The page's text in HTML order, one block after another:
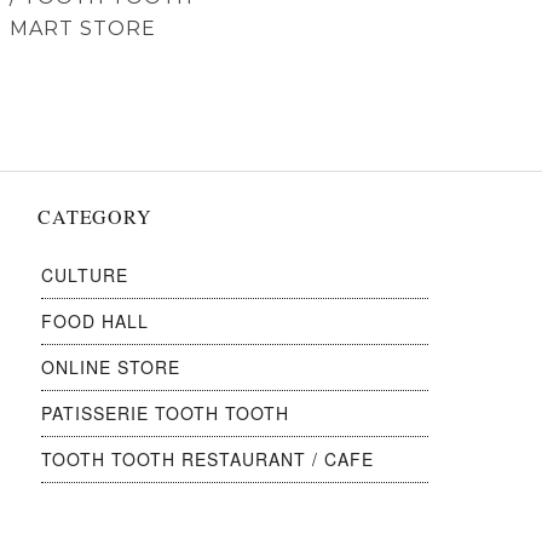
MART STORE
CATEGORY
CULTURE
FOOD HALL
ONLINE STORE
PATISSERIE TOOTH TOOTH
TOOTH TOOTH RESTAURANT / CAFE